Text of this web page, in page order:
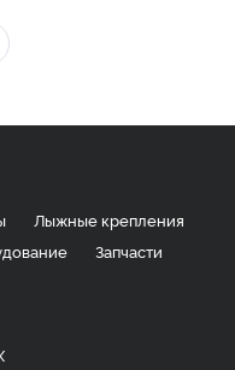
Лыжные крепления
Запчасти